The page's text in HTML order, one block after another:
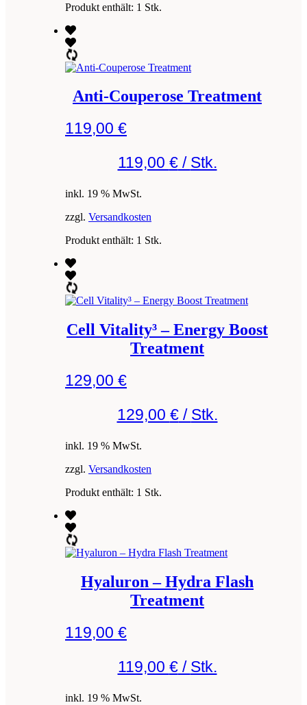
Produkt enthält: 1 Stk.
Anti-Couperose Treatment
119,00 €
119,00 €/ Stk.
inkl. 19 % MwSt.
zzgl. Versandkosten
Produkt enthält: 1 Stk.
Cell Vitality³ – Energy Boost
Treatment
129,00 €
129,00 €/ Stk.
inkl. 19 % MwSt.
zzgl. Versandkosten
Produkt enthält: 1 Stk.
Hyaluron – Hydra Flash
Treatment
119,00 €
119,00 €/ Stk.
inkl. 19 % MwSt.